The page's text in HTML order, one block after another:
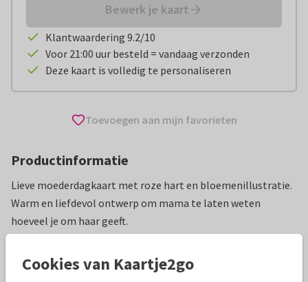
Bewerk je kaart
Klantwaardering 9.2/10
Voor 21:00 uur besteld = vandaag verzonden
Deze kaart is volledig te personaliseren
Toevoegen aan mijn favorieten
Productinformatie
Lieve moederdagkaart met roze hart en bloemenillustratie.
Warm en liefdevol ontwerp om mama te laten weten
hoeveel je om haar geeft.
Cookies van Kaartje2go